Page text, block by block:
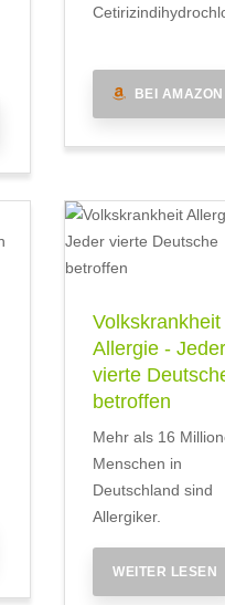
BEI AMAZON
Volkskrankheit
Allergie - Jeder
vierte
betroffen
Mehr als 16
Menschen in
Deutschland sind
Allergiker.
WEITER LESEN